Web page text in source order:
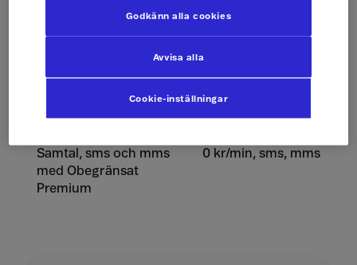
Samtal, sms och mms
med Obegränsat
Premium
0 kr/min, sms, mms
Cookie-inställningar
Avvisa alla
Godkänn alla cookies